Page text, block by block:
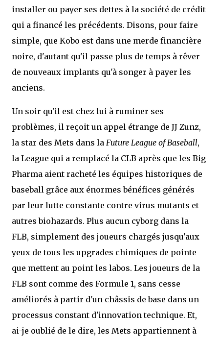
installer ou payer ses dettes à la société de crédit
qui a financé les précédents. Disons, pour faire
simple, que Kobo est dans une merde financière
noire, d'autant qu'il passe plus de temps à rêver
de nouveaux implants qu'à songer à payer les
anciens.
Un soir qu'il est chez lui à ruminer ses
problèmes, il reçoit un appel étrange de JJ Zunz,
la star des Mets dans la Future League of Baseball,
la League qui a remplacé la CLB après que les Big
Pharma aient racheté les équipes historiques de
baseball grâce aux énormes bénéfices générés
par leur lutte constante contre virus mutants et
autres biohazards. Plus aucun cyborg dans la
FLB, simplement des joueurs chargés jusqu'aux
yeux de tous les upgrades chimiques de pointe
que mettent au point les labos. Les joueurs de la
FLB sont comme des Formule 1, sans cesse
améliorés à partir d'un châssis de base dans un
processus constant d'innovation technique. Et,
ai-je oublié de le dire, les Mets appartiennent à